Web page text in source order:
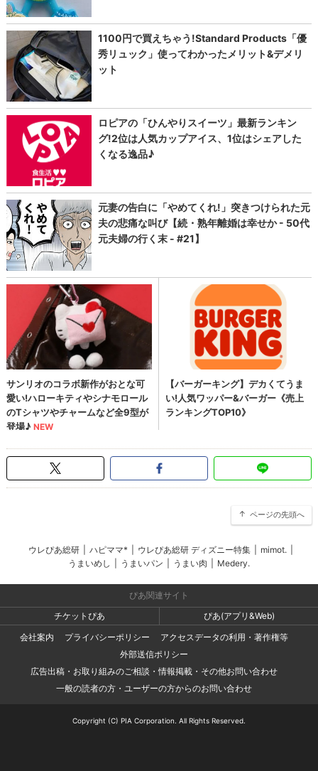
ページの先頭へ
ウレぴあ総研 ハピママ* ウレぴあ総研 ディズニー特集 mimot.
うまいめし
うまいパン うまい肉 Medery.
ぴあ関連サイト
チケットぴあ
ぴあ(アプリ&Web)
会社案内
プライバシーポリシー
アクセスデータの利用・著作権等
外部送信ポリシー
広告出稿・お取り組みのご相談・情報掲載・その他お問い合わせ
一般の読者の方・ユーザーの方からのお問い合わせ
Copyright (C) PIA Corporation. All Rights Reserved.